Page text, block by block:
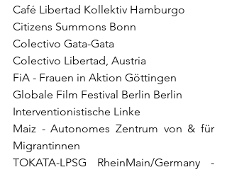
Café Libertad Kollektiv Hamburgo
Citizens Summons Bonn
Colectivo Gata-Gata
Colectivo Libertad, Austria
FiA - Frauen in Aktion Göttingen
Globale Film Festival Berlin Berlin
Interventionistische Linke
Maiz - Autonomes Zentrum von & für
Migrantinnen
TOKATA-LPSG RheinMain/Germany -